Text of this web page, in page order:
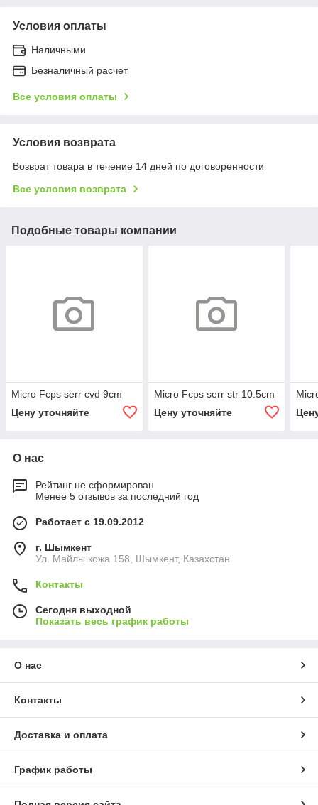
Условия оплаты
Наличными
Безналичный расчет
Все условия оплаты
Условия возврата
Возврат товара в течение 14 дней по договоренности
Все условия возврата
Подобные товары компании
Micro Fcps serr cvd 9cm
Цену уточняйте
Micro Fcps serr str 10.5cm
Цену уточняйте
О нас
Рейтинг не сформирован
Менее 5 отзывов за последний год
Работает с 19.09.2012
г. Шымкент
Ул. Майлы кожа 158, Шымкент, Казахстан
Контакты
Сегодня выходной
Показать весь график работы
О нас
Контакты
Доставка и оплата
График работы